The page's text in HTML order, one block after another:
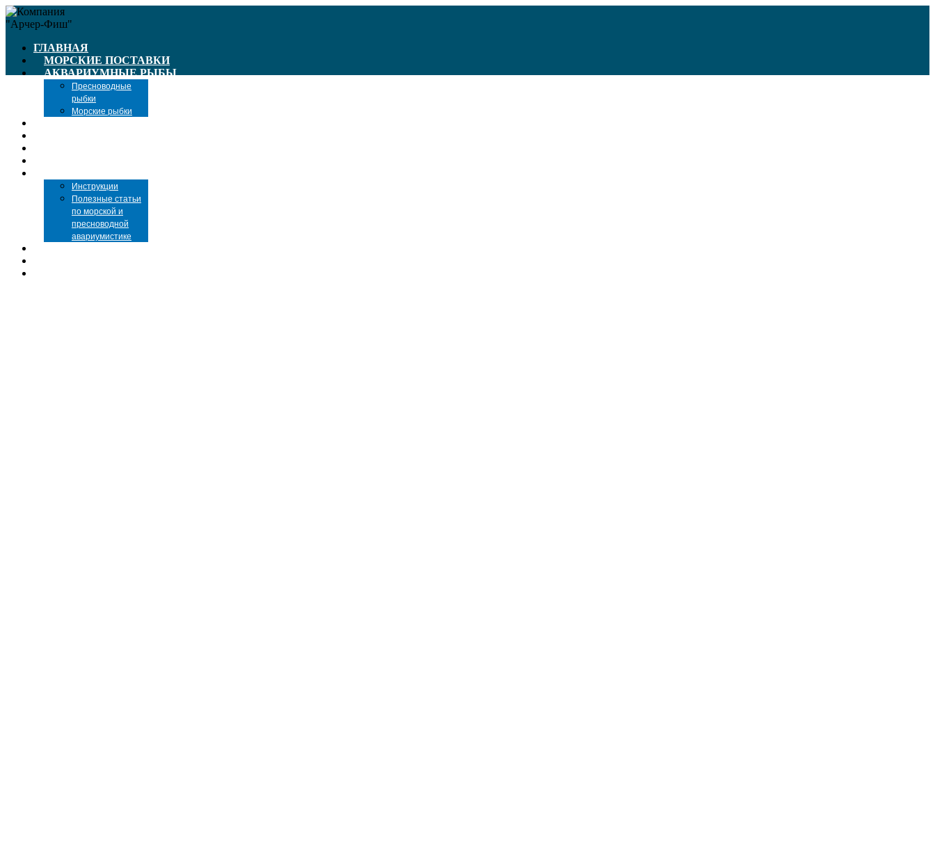
ГЛАВНАЯ
МОРСКИЕ ПОСТАВКИ
АКВАРИУМНЫЕ РЫБЫ
Пресноводные
рыбки
Морские рыбки
Инструкции
Полезные статьи
по морской и
пресноводной
авариумистике